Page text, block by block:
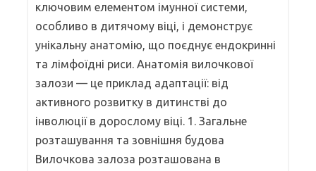
ключовим елементом імунної системи,
особливо в дитячому віці, і демонструє
унікальну анатомію, що поєднує ендокринні
та лімфоїдні риси. Анатомія вилочкової
залози — це приклад адаптації: від
активного розвитку в дитинстві до
інволюції в дорослому віці. 1. Загальне
розташування та зовнішня будова
Вилочкова залоза розташована в